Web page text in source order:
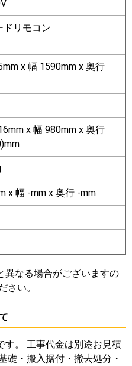
ドリモコン
x 幅 1590mm x 奥行
x 幅 980mm x 奥行
x 幅 -mm x 奥行 -mm
異なる場合がございますの
さい。
す。 工事代金は別途お見積
礎・搬入据付・撤去処分・